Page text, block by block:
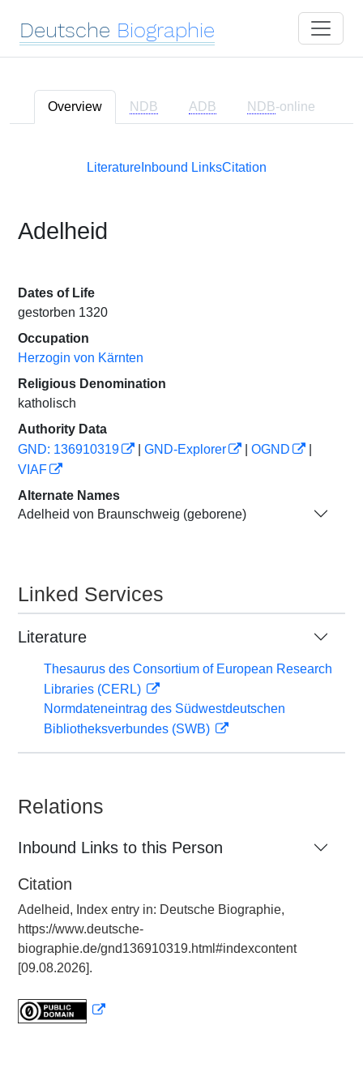
Deutsche Biographie
Overview NDB ADB NDB-online
Literature Inbound LinksCitation
Adelheid
Dates of Life
gestorben 1320
Occupation
Herzogin von Kärnten
Religious Denomination
katholisch
Authority Data
GND: 136910319
GND-Explorer OGND
VIAF
Alternate Names
Adelheid von Braunschweig (geborene)
Linked Services
Literature
Thesaurus des Consortium of European Research
Libraries (CERL)
Normdateneintrag des Südwestdeutschen
Bibliotheksverbundes (SWB)
Relations
Inbound Links to this Person
Citation
Adelheid, Index entry in: Deutsche Biographie,
https://www.deutsche-
biographie.de/gnd136910319.html#indexcontent
[09.08.2026].